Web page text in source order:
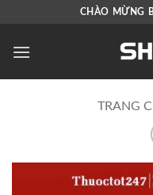
nội
CHÀO MỪNG
TRANG